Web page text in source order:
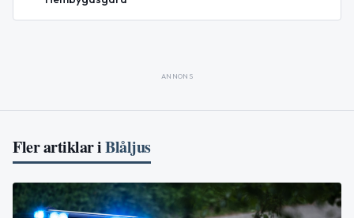
ANNONS
Fler artiklar iBlåljus